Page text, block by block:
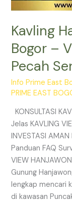
Kavling
Bogor –
Pecah
Info Prime East
PRIME EAST
KONSULTASI
Jelas KAVLING
INVESTASI
Panduan FAQ
VIEW
Gunung
lengkap mencari
di kawasan